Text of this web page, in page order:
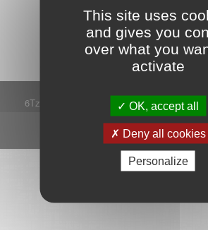
This site uses
and gives you
over what you
activate
OK, accept all
Deny all cookies
Personalize
Mot de passe oublié ? Je
Connexion
6Tzen ©2015 - Tous droits réservés
Plan du site
FAQ
Ce service est proposé par